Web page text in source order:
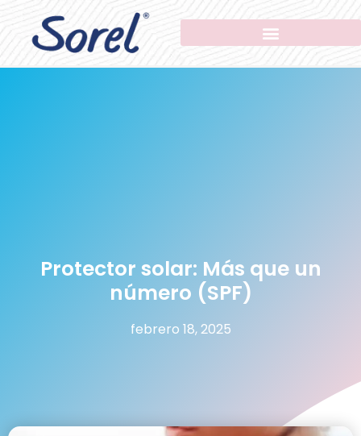
Protector solar: Más que un
número (SPF)
febrero 18, 2025